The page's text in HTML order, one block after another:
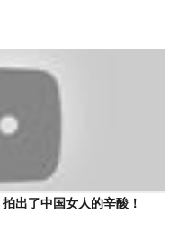
出了中国女人的辛酸！